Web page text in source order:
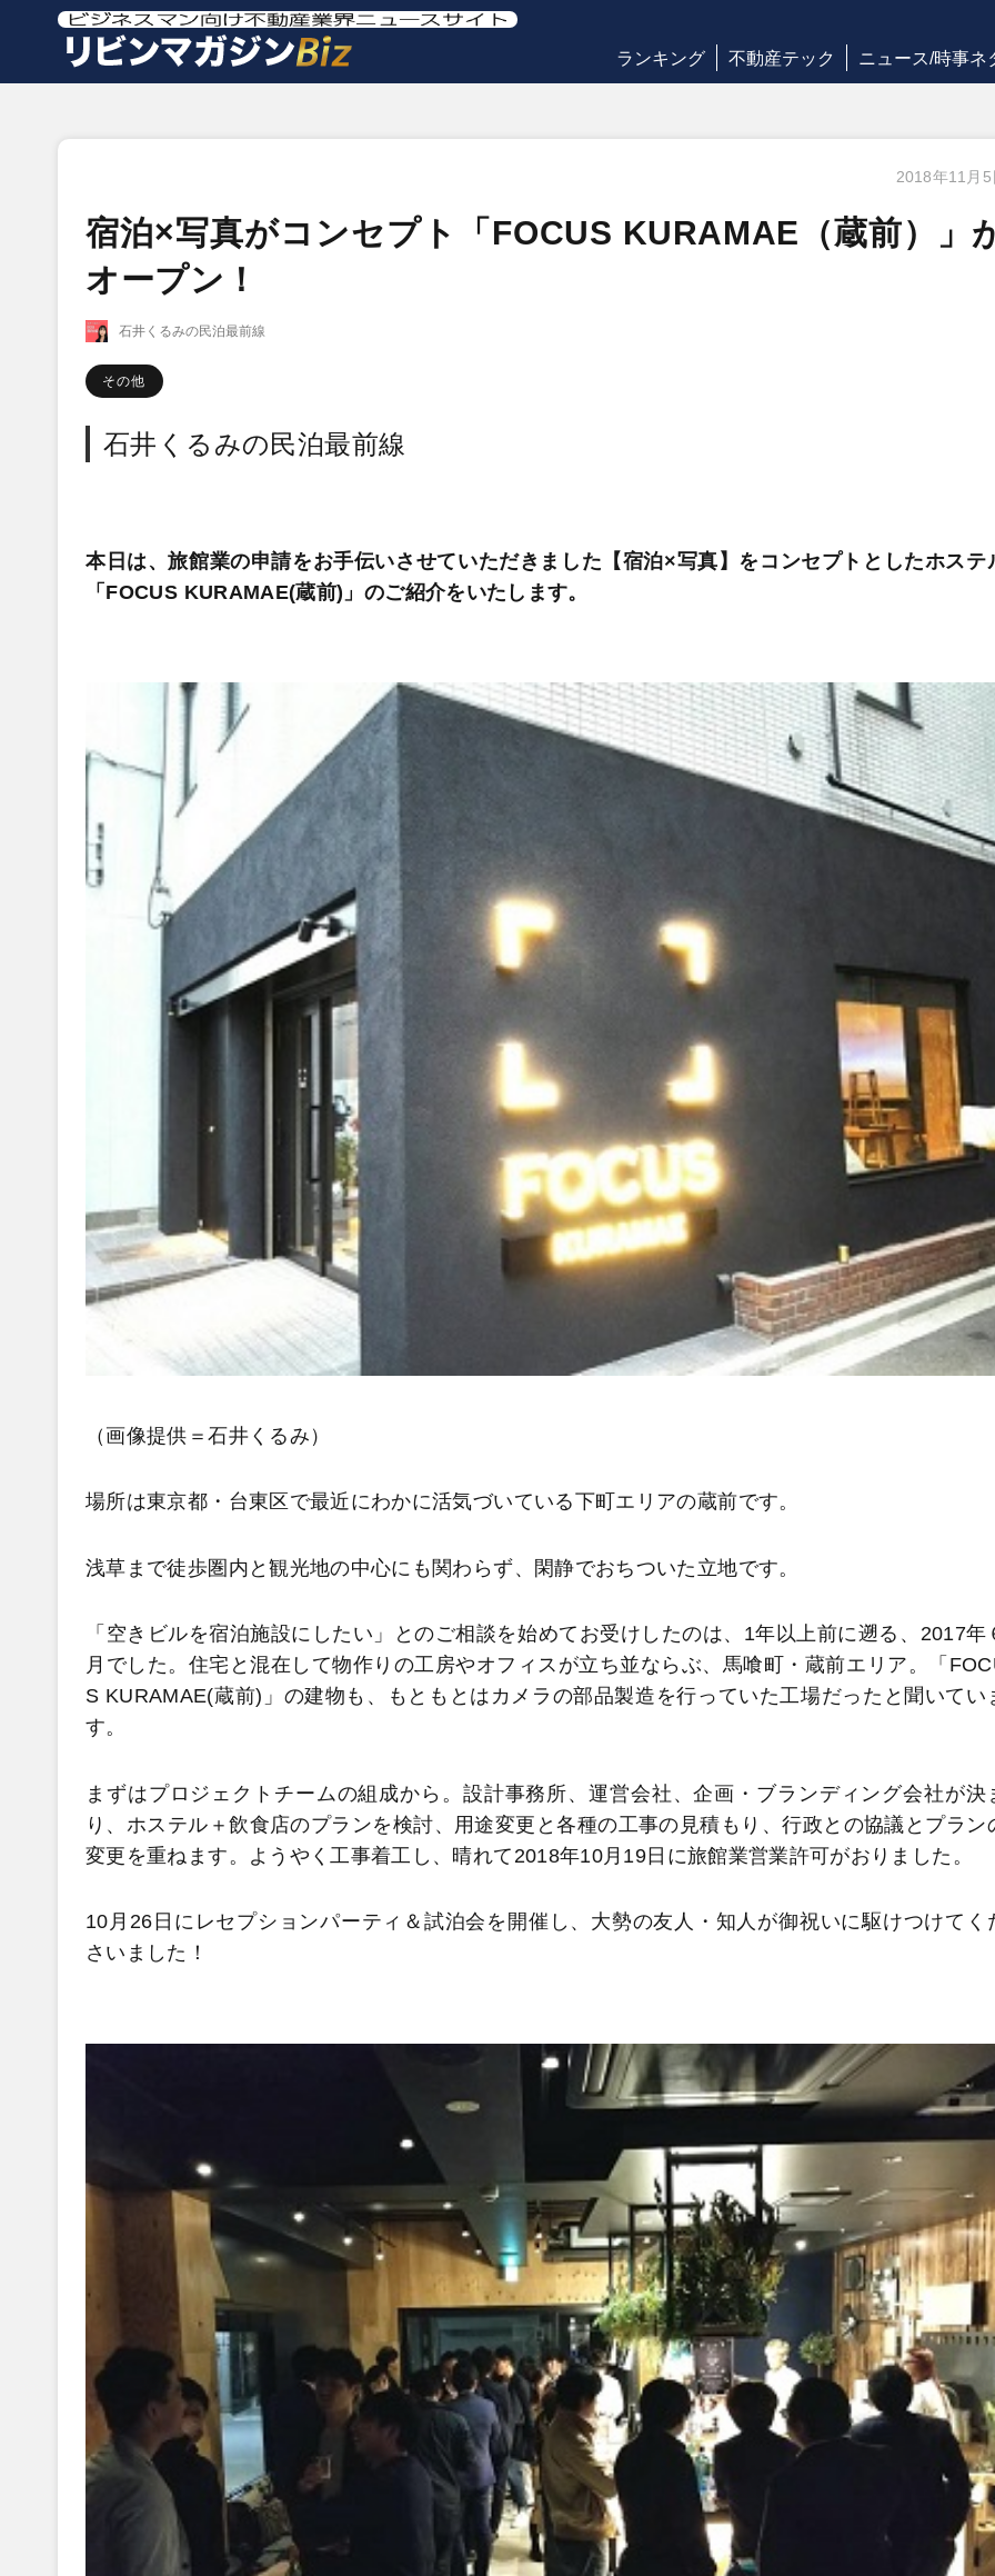
ランキング 不動産テック ニュース/時事ネ
2018年11月5
宿泊×写真がコンセプト「FOCUS KURAMAE（蔵前）」
オープン！
石井くるみの民泊最前線
その他
石井くるみの民泊最前線
本日は、旅館業の申請をお手伝いさせていただきました【宿泊×写真】をコンセプトとしたホステ
「FOCUS KURAMAE(蔵前)」のご紹介をいたします。
（画像提供＝石井くるみ）
場所は東京都・台東区で最近にわかに活気づいている下町エリアの蔵前です。
浅草まで徒歩圏内と観光地の中心にも関わらず、閑静でおちついた立地です。
「空きビルを宿泊施設にしたい」とのご相談を始めてお受けしたのは、1年以上前に遡る、2017年
月でした。住宅と混在して物作りの工房やオフィスが立ち並ならぶ、馬喰町・蔵前エリア。「
S KURAMAE(蔵前)」の建物も、もともとはカメラの部品製造を行っていた工場だったと聞いてい
す。
まずはプロジェクトチームの組成から。設計事務所、運営会社、企画・ブランディング会社が決
り、ホステル＋飲食店のプランを検討、用途変更と各種の工事の見積もり、行政との協議とプラン
変更を重ねます。ようやく工事着工し、晴れて2018年10月19日に旅館業営業許可がおりました。
10月26日にレセプションパーティ＆試泊会を開催し、大勢の友人・知人が御祝いに駆けつけてく
さいました！